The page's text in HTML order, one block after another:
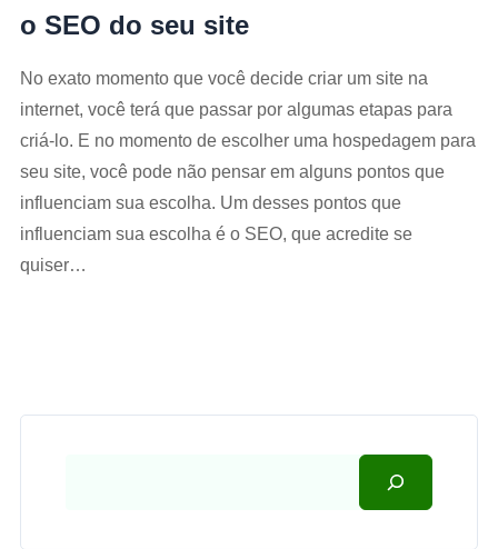
o SEO do seu site
No exato momento que você decide criar um site na
internet, você terá que passar por algumas etapas para
criá-lo. E no momento de escolher uma hospedagem para
seu site, você pode não pensar em alguns pontos que
influenciam sua escolha. Um desses pontos que
influenciam sua escolha é o SEO, que acredite se
quiser…